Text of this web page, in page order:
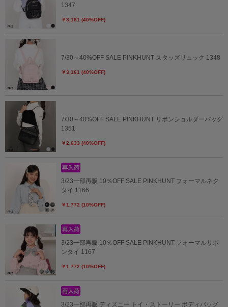
1347
￥3,161 (40%OFF)
7/30～40%OFF SALE PINKHUNT スタッズリュック 1348
￥3,161 (40%OFF)
7/30～40%OFF SALE PINKHUNT リボンショルダーバッグ
1351
￥2,633 (40%OFF)
3/23一部再販 10％OFF SALE PINKHUNT フォーマルネク
タイ 1166
￥1,772 (10%OFF)
3/23一部再販 10％OFF SALE PINKHUNT フォーマルリボ
ンタイ 1167
￥1,772 (10%OFF)
3/23一部再販 ディズニー トイ・ストーリー ボディバッグ